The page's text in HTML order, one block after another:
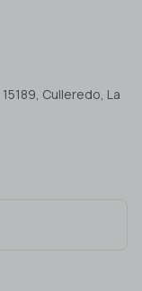
Culleredo, La